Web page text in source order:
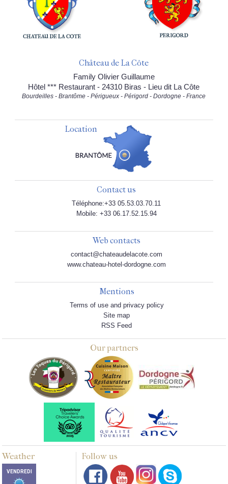
Château de La Côte
Family Olivier Guillaume
Hôtel *** Restaurant - 24310 Biras - Lieu dit La Côte
Bourdeilles - Brantôme - Périgueux - Périgord - Dordogne - France
Location
Contact us
Téléphone:+33 05.53.03.70.11
Mobile: +33 06.17.52.15.94
Web contacts
contact@chateaudelacote.com
www.chateau-hotel-dordogne.com
Mentions
Terms of use and privacy policy
Site map
RSS Feed
Our partners
Weather Follow us